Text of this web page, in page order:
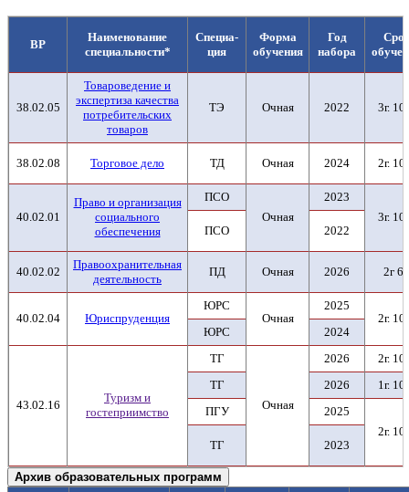
ВР
Наименование
специальности*
Специа-
ция
Форма
обучения
Год
набора
38.02.05
Товароведение и
экспертиза качества
потребительских
товаров
ТЭ Очная 2022 3г.
38.02.08 Торговое дело ТД Очная 2024 2г.
40.02.01
Право и организация
социального
обеспечения
ПСО
Очная
2023
3г.
ПСО
2022
40.02.02
Правоохранительная
деятельность
ПД Очная 2026 2г
40.02.04 Юриспруденция
ЮРС
Очная
2025
2г.
ЮРС
2024
43.02.16
Туризм и
гостеприимство
ТГ
Очная
2026
2г.
ТГ
2026
1г.
ПГУ
2025
2г.
ТГ
2023
Архив образовательных программ